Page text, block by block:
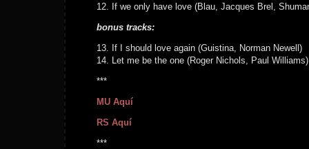
12. If we only have love (Blau, Jacques Brel,
bonus tracks:
13. If I should love again (Guistina, Norman Newell)
14. Let me be the one (Roger Nichols, Paul Williams)
***
MU Aquí
RS Aquí
***